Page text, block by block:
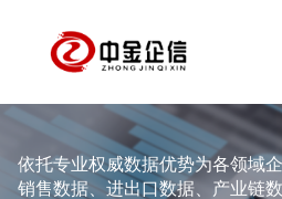
依托专业权威数据优势为各领域
销售数据、进出口数据、产业链